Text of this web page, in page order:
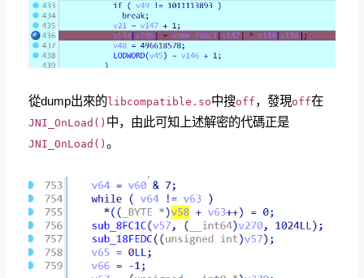
從dump出來的libcompatible.so中搜off，發現off在
JNI_OnLoad() 中，由此可知上述解密的代碼正是
JNI_OnLoad()。